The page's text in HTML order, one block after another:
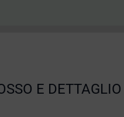
E DETTAGLIO